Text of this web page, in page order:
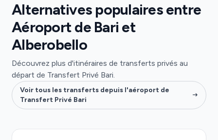
Alternatives populaires entre
Aéroport de Bari et
Alberobello
Découvrez plus d'itinéraires de transferts privés au
départ de Transfert Privé Bari.
Voir tous les transferts depuis l'aéroport de
Transfert Privé Bari